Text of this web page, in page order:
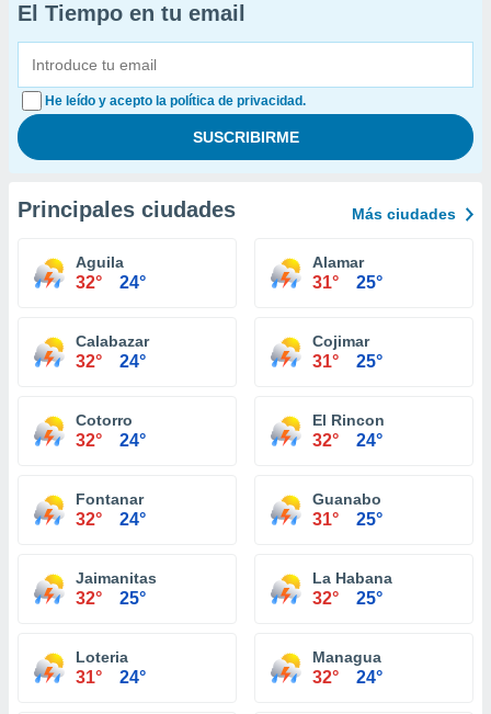
El Tiempo en tu email
He leído y acepto la política de privacidad.
Principales ciudades Más ciudades
Aguila
32° 24°
Alamar
31° 25°
Calabazar
32° 24°
Cojimar
31° 25°
Cotorro
32° 24°
El Rincon
32° 24°
Fontanar
32° 24°
Guanabo
31° 25°
Jaimanitas
32° 25°
La Habana
32° 25°
Loteria
31° 24°
Managua
32° 24°